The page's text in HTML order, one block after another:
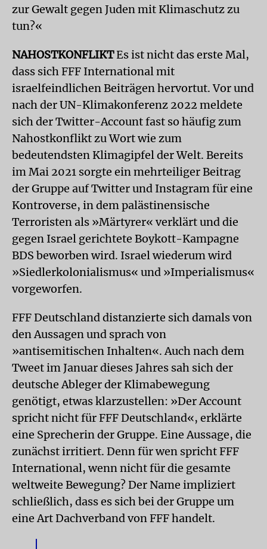
zur Gewalt gegen Juden mit Klimaschutz zu
tun?«
NAHOSTKONFLIKTEs ist nicht das erste Mal,
dass sich FFF International mit
israelfeindlichen Beiträgen hervortut. Vor und
nach der UN-Klimakonferenz 2022 meldete
sich der Twitter-Account fast so häufig zum
Nahostkonflikt zu Wort wie zum
bedeutendsten Klimagipfel der Welt. Bereits
im Mai 2021 sorgte ein mehrteiliger Beitrag
der Gruppe auf Twitter und Instagram für eine
Kontroverse, in dem palästinensische
Terroristen als »Märtyrer« verklärt und die
gegen Israel gerichtete Boykott-Kampagne
BDS beworben wird. Israel wiederum wird
»Siedlerkolonialismus« und »Imperialismus«
vorgeworfen.
FFF Deutschland distanzierte sich damals von
den Aussagen und sprach von
»antisemitischen Inhalten«. Auch nach dem
Tweet im Januar dieses Jahres sah sich der
deutsche Ableger der Klimabewegung
genötigt, etwas klarzustellen: »Der Account
spricht nicht für FFF Deutschland«, erklärte
eine Sprecherin der Gruppe. Eine Aussage, die
zunächst irritiert. Denn für wen spricht FFF
International, wenn nicht für die gesamte
weltweite Bewegung? Der Name impliziert
schließlich, dass es sich bei der Gruppe um
eine Art Dachverband von FFF handelt.